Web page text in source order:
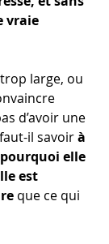
vraie
large, ou
d’avoir une
il savoir à
elle
est
que ce qui